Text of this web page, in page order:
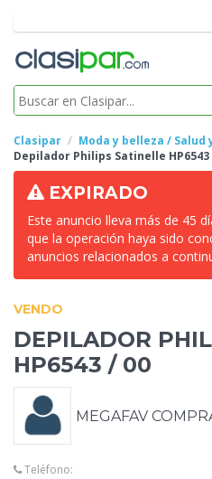
Clasipar
Moda y belleza / Salud
Depilador Philips Satinelle HP6543
EXPIRADO
Este anuncio lleva más de 45
que la operación haya sido
anuncios relacionados a
VENDO
DEPILADOR
HP6543 / 00
MEGAFAV
Teléfono: